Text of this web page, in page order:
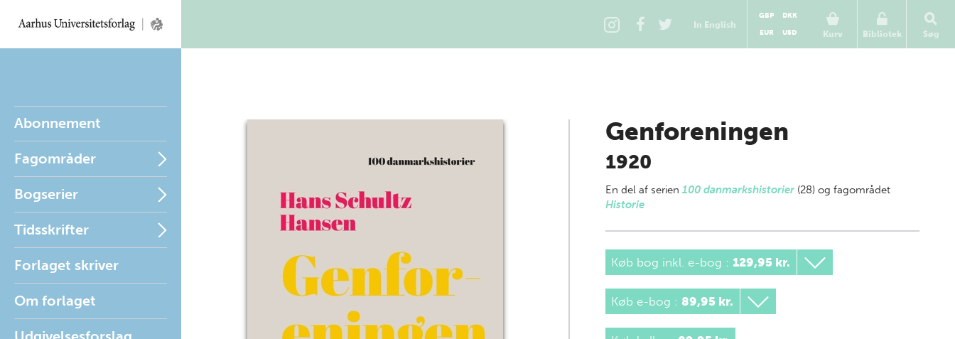
In English
Kurv
GBP
DKK
EUR
USD Bibliotek Søg
Abonnement
Fagområder
Bogserier
Tidsskrifter
Forlaget skriver
Om forlaget
Genforeningen
1920
En del af serien 100 danmarkshistorier (28) og fagområdet
Historie
Køb bog inkl. e-bog : 129,95 kr.
Køb e-bog : 89,95 kr.